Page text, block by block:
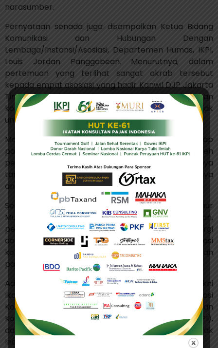
narasumber.
Pernyataan senada juga disampaikan Ketua Bidang
Komunikasi dan Hubungan Dengan
Lembaga/Instansi/Asosiasi, Departemen Humas, IKPI,
Louis Jordan Panggabean. Menurutnya, dalam
pertemuan yang terlihat sangat akrab tersebut
kepada empat asosiasi yang hadir Kanwil DJP Jakarta
Timur berterima kasih atas peran dan bantuan
konsultan pajak yang terus mengajak wajib pajak
untuk patuh akan kewajibannya.
Menurut Jordan, edukasi konsultan pajak terhadap
para wajib pajak dirasakan betul manfaatnya oleh
pemerintah. Ini salah satu penyebab tercapainya
target penerimaan pajak, dan semakin tingginya
angka kepatuhan wajib pajak dari tahun ke tahun.
Sementara itu, Kepala Kanwil DJP Jakarta Timur
Muhammad Ismiransyah M. Zain mengungkapkan,
pertemuan ini dilakukan untuk meningkatkan sinergi
dan kerja sama antara otoritas dengan asosiasi
konsultan pajak dalam meningkatkan kepatuhan
pajak.
Adapun empat asosiasi konsultan pajak itu, yakni
Ikatan Konsultan Pajak Indonesia (IKPI), Asosiasi
Konsultan Pajak Publik Indonesia (AKP2I), Perkumpulan
Konsultan Praktisi Perpajakan Indonesia (PERKOPPI),
dan Perkumpulan Praktisi dan Profesi Konsultan Pajak
Indonesia (P3KPI).